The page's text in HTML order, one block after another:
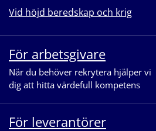
Vid höjd beredskap och krig
För arbetsgivare
När du behöver rekrytera hjälper vi
dig att hitta värdefull kompetens
För leverantörer